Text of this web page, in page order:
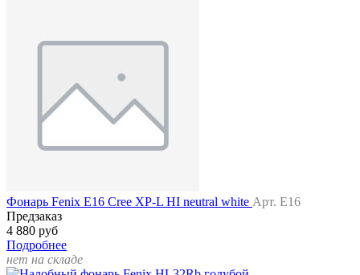
Фонарь Fenix E16 Cree XP-L HI neutral white Арт. E16
Предзаказ
4 880 руб
Подробнее
нет на складе